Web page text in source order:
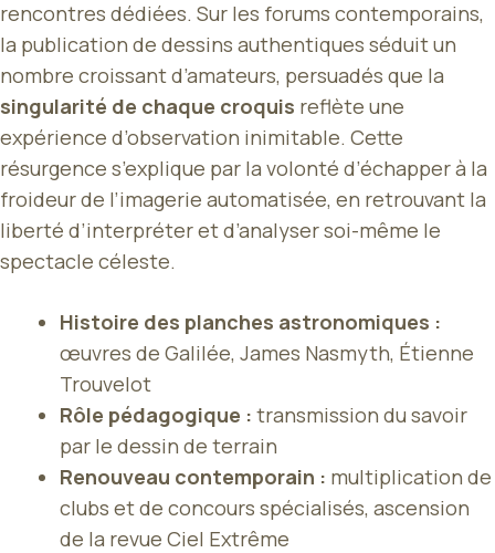
rencontres dédiées. Sur les forums contemporains,
la publication de dessins authentiques séduit un
nombre croissant d’amateurs, persuadés que la
singularité de chaque croquis reflète une
expérience d’observation inimitable. Cette
résurgence s’explique par la volonté d’échapper à la
froideur de l’imagerie automatisée, en retrouvant la
liberté d’interpréter et d’analyser soi-même le
spectacle céleste.
Histoire des planches astronomiques :
œuvres de Galilée, James Nasmyth, Étienne
Trouvelot
Rôle pédagogique : transmission du savoir
par le dessin de terrain
Renouveau contemporain : multiplication de
clubs et de concours spécialisés, ascension
de la revue Ciel Extrême